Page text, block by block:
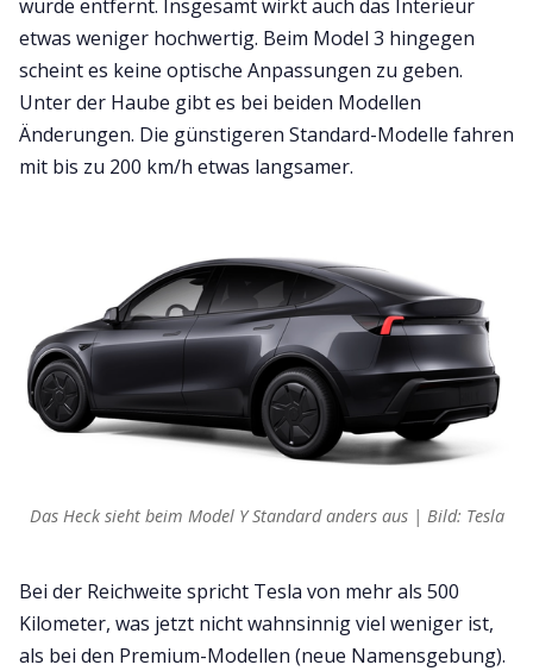
wurde entfernt. Insgesamt wirkt auch das Interieur
etwas weniger hochwertig. Beim Model 3 hingegen
scheint es keine optische Anpassungen zu geben.
Unter der Haube gibt es bei beiden Modellen
Änderungen. Die günstigeren Standard-Modelle fahren
mit bis zu 200 km/h etwas langsamer.
Das Heck sieht beim Model Y Standard anders aus | Bild: Tesla
Bei der Reichweite spricht Tesla von mehr als 500
Kilometer, was jetzt nicht wahnsinnig viel weniger ist,
als bei den Premium-Modellen (neue Namensgebung).